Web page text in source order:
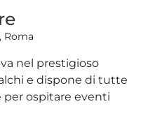
Roma
nel prestigioso
e dispone di tutte
per ospitare eventi